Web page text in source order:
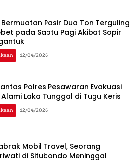
Bermuatan Pasir Dua Ton Terguling
pada Sabtu Pagi Akibat Sopir
12/04/2026
Polres Pesawaran Evakuasi
Alami Laka Tunggal di Tugu Keris
12/04/2026
Mobil Travel, Seorang
di Situbondo Meninggal